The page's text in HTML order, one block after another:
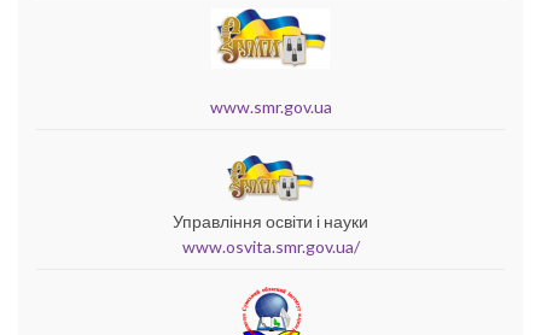
www.smr.gov.ua
Управління освіти і науки
www.osvita.smr.gov.ua/